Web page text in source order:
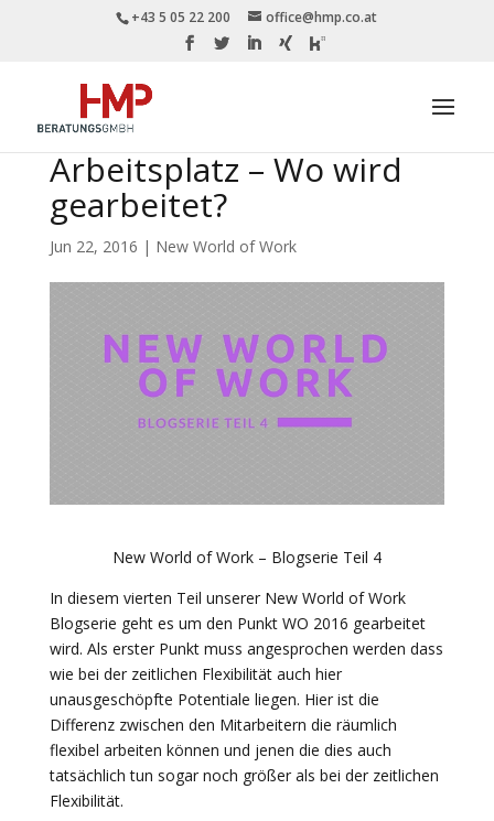
+43 5 05 22 200 office@hmp.co.at
Arbeitsplatz – Wo wird
gearbeitet?
Jun 22, 2016 | New World of Work
New World of Work – Blogserie Teil 4
In diesem vierten Teil unserer New World of Work
Blogserie geht es um den Punkt WO 2016 gearbeitet
wird. Als erster Punkt muss angesprochen werden dass
wie bei der zeitlichen Flexibilität auch hier
unausgeschöpfte Potentiale liegen. Hier ist die
Differenz zwischen den Mitarbeitern die räumlich
flexibel arbeiten können und jenen die dies auch
tatsächlich tun sogar noch größer als bei der zeitlichen
Flexibilität.